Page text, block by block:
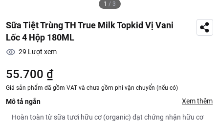
1 / 3
Sữa Tiệt Trùng TH True Milk Topkid Vị Vani
Lốc 4 Hộp 180ML
29 Lượt xem
55.700 ₫
Giá sản phẩm đã gồm VAT và chưa gồm phí vận chuyển (nếu có)
Mô tả ngắn Xem thêm
Hoàn toàn từ sữa tươi hữu cơ (organic) đạt chứng nhận hữu cơ